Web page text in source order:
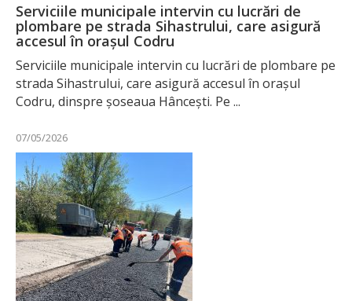
Serviciile municipale intervin cu lucrări de
plombare pe strada Sihastrului, care asigură
accesul în orașul Codru
Serviciile municipale intervin cu lucrări de plombare pe
strada Sihastrului, care asigură accesul în orașul
Codru, dinspre șoseaua Hâncești. Pe ...
07/05/2026